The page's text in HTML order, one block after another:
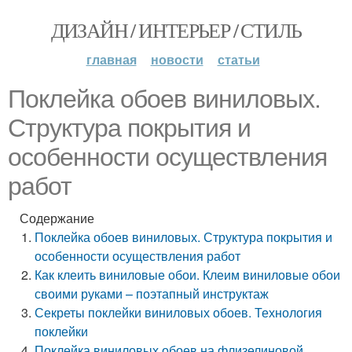
ДИЗАЙН / ИНТЕРЬЕР / СТИЛЬ
главная новости статьи
Поклейка обоев виниловых.
Структура покрытия и
особенности осуществления
работ
Содержание
Поклейка обоев виниловых. Структура покрытия и
особенности осуществления работ
Как клеить виниловые обои. Клеим виниловые обои
своими руками – поэтапный инструктаж
Секреты поклейки виниловых обоев. Технология
поклейки